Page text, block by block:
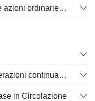
Risultato netto attribuibile alle azioni ordinarie escl. elementi straordinari
Utile di base per azione - Operazioni continuative
in Circolazione